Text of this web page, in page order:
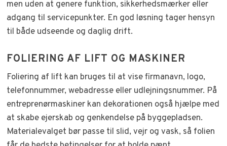
men uden at genere funktion, sikkerhedsmærker eller
adgang til servicepunkter. En god løsning tager hensyn
til både udseende og daglig drift.
FOLIERING AF LIFT OG MASKINER
Foliering af lift kan bruges til at vise firmanavn, logo,
telefonnummer, webadresse eller udlejningsnummer. På
entreprenørmaskiner kan dekorationen også hjælpe med
at skabe ejerskab og genkendelse på byggepladsen.
Materialevalget bør passe til slid, vejr og vask, så folien